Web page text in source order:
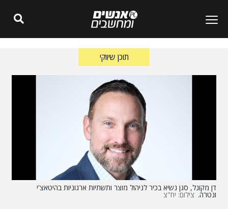
תוכן שיווקי
דן מקונל, סגן נשיא בכיר לניהול מוצר ותשתיות ארגוניות בהיטאצ'י
ונטרה. צילום: יח"צ